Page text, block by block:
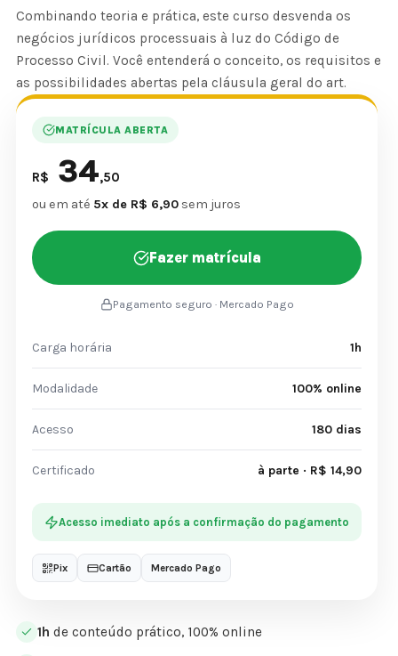
Combinando teoria e prática, este curso desvenda os
negócios jurídicos processuais à luz do Código de
Processo Civil. Você entenderá o conceito, os requisitos e
as possibilidades abertas pela cláusula geral do art.
1h de conteúdo prático, 100% online
MATRÍCULA ABERTA
R$ 34,50
ou em até 5x de R$ 6,90 sem juros
Fazer matrícula
Pagamento seguro · Mercado Pago
Carga horária 1h
Modalidade 100% online
Acesso 180 dias
Certificado à parte · R$ 14,90
Acesso imediato após a confirmação do pagamento
Pix Cartão Mercado Pago